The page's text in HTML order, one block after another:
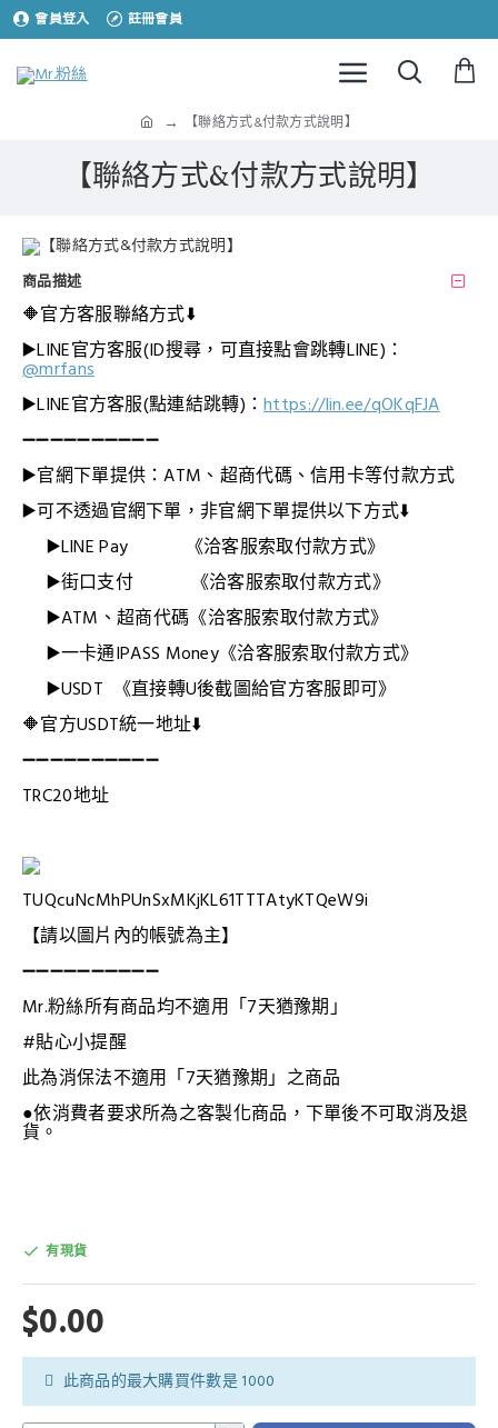
會員登入 註冊會員
【聯絡方式&付款方式說明】
【聯絡方式&付款方式說明】
商品描述
🔶官方客服聯絡方式⬇️
▶️LINE官方客服(ID搜尋，可直接點會跳轉LINE)：
@mrfans
▶️LINE官方客服(點連結跳轉) ：https://lin.ee/qOKqFJA
➖➖➖➖➖➖➖➖➖➖
▶️官網下單提供：ATM、 超商代碼、信用卡等付款方式
▶️可不透過官網下單，非官網下單提供以下方式⬇️
▶️LINE Pay 《洽客服索取付款方式》
▶️街口支付
《洽客服索取付款方式》
▶️ATM、超商代碼 《洽客服索取付款方式》
▶️一卡通IPASS Money 《洽客服索取付款方式》
▶️USDT 《直接轉U後截圖給官方客服即可》
🔶官方USDT統一地址⬇️
➖➖➖➖➖➖➖➖➖➖
TRC20地址
TUQcuNcMhPUnSxMKjKL61TTTAtyKTQeW9i
【請以圖片內的帳號為主】
➖➖➖➖➖➖➖➖➖➖
Mr.粉絲所有商品均不適用「7天猶豫期」
#貼心小提醒
此為消保法不適用「7天猶豫期」之商品
●依消費者要求所為之客製化商品，下單後不可取消及退
貨。
$0.00
有現貨
此商品的最大購買件數是 1000